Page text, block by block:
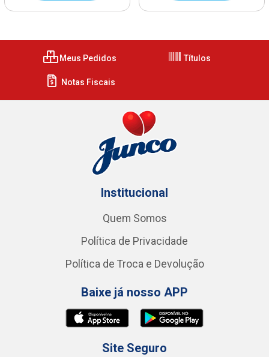
Meus Pedidos Títulos
Notas Fiscais
Institucional
Quem Somos
Política de Privacidade
Política de Troca e Devolução
Baixe já nosso APP
Site Seguro